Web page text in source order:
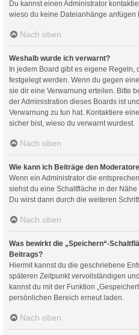
Du kannst einen Administrator
wieso du keine Dateianhänge anfügen
Nach oben
Weshalb wurde ich verwarnt?
In jedem Board gibt es eigene Regeln,
festgelegt werden. Wenn du gegen
sie dir eine Verwarnung erteilen. Bitte
der Administration dieses Boards ist
Verwarnung zu tun hat. Kontaktiere
sicher bist, wieso du verwarnt wurdest.
Nach oben
Wie kann ich Beiträge den
Wenn ein Administrator die
siehst du eine Schaltfläche in der
Du wirst dann durch die weiteren
Nach oben
Was bewirkt die „Speichern“-
Beitrags?
Hiermit kannst du die geschriebene
späteren Zeitpunkt vervollständigen
kannst du mit der Funktion
persönlichen Bereich erneut laden.
Nach oben